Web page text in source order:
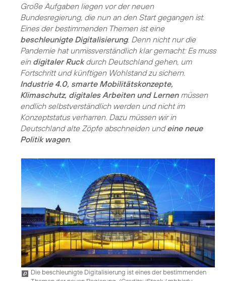
Große Aufgaben liegen vor der neuen
Bundesregierung, die nun an den Start gegangen ist.
Eines der bestimmenden Themen ist eine
beschleunigte Digitalisierung. Denn nicht nur die
Pandemie hat unmissverständlich klar gemacht: Es muss
ein digitaler Ruckdurch Deutschland gehen, um
Fortschritt und künftigen Wohlstand zu sichern.
Industrie 4.0, smarte Mobilitätskonzepte,
Klimaschutz, digitales Arbeiten und Lernenmüssen
endlich selbstverständlich werden und nicht im
Konzeptstatus verharren. Dazu müssen wir in
Deutschland alte Zöpfe abschneiden undeine neue
Politik wagen.
Die beschleunigte Digitalisierung ist eines der bestimmenden